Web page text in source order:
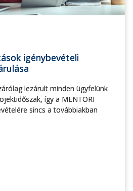
igénybevételi
lezárult minden ügyfelünk
így a MENTORI
sincs a továbbiakban